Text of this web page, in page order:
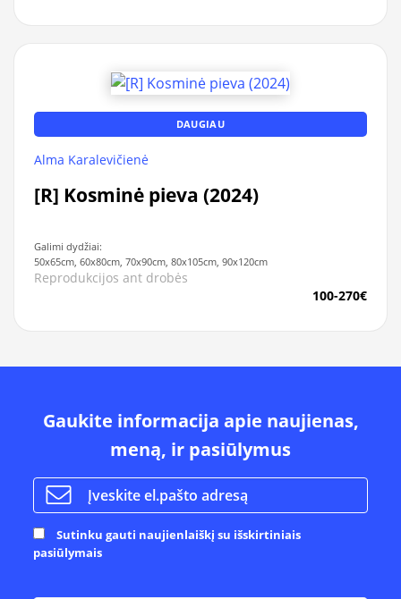
DAUGIAU
Alma Karalevičienė
[R] Kosminė pieva (2024)
Galimi dydžiai:
50x65cm, 60x80cm, 70x90cm, 80x105cm, 90x120cm
Reprodukcijos ant drobės
100-270€
Gaukite informacija apie naujienas,
meną, ir pasiūlymus
Sutinku gauti naujienlaiškį su išskirtiniais
pasiūlymais